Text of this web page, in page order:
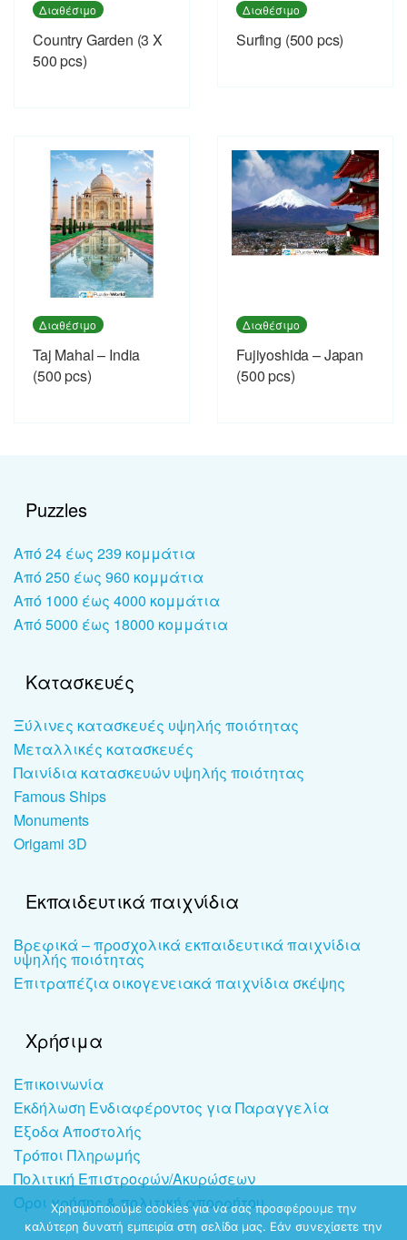
Διαθέσιμο
Country Garden (3 X
500 pcs)
Διαθέσιμο
Surfing (500 pcs)
Διαθέσιμο
Taj Mahal – India
(500 pcs)
Διαθέσιμο
Fujiyoshida – Japan
(500 pcs)
Puzzles
Από 24 έως 239 κομμάτια
Από 250 έως 960 κομμάτια
Από 1000 έως 4000 κομμάτια
Από 5000 έως 18000 κομμάτια
Κατασκευές
Ξύλινες κατασκευές υψηλής ποιότητας
Μεταλλικές κατασκευές
Παινίδια κατασκευών υψηλής ποιότητας
Famous Ships
Monuments
Origami 3D
Εκπαιδευτικά παιχνίδια
Βρεφικά – προσχολικά εκπαιδευτικά παιχνίδια
υψηλής ποιότητας
Επιτραπέζια οικογενειακά παιχνίδια σκέψης
Χρήσιμα
Επικοινωνία
Εκδήλωση Ενδιαφέροντος για Παραγγελία
Έξοδα Αποστολής
Τρόποι Πληρωμής
Πολιτική Επιστροφών/Ακυρώσεων
Όροι χρήσης & πολιτική απορρήτου
Χρησιμοποιούμε cookies για να σας προσφέρουμε την
καλύτερη δυνατή εμπειρία στη σελίδα μας. Εάν συνεχίσετε την